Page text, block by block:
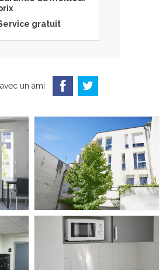
gratuit
un ami